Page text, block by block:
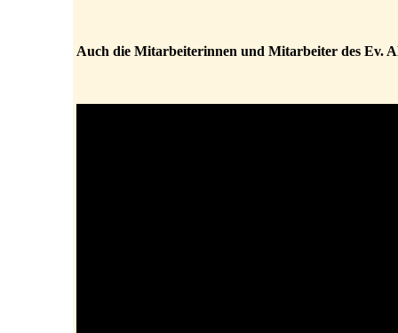
Auch die Mitarbeiterinnen und Mitarbeiter des Ev.